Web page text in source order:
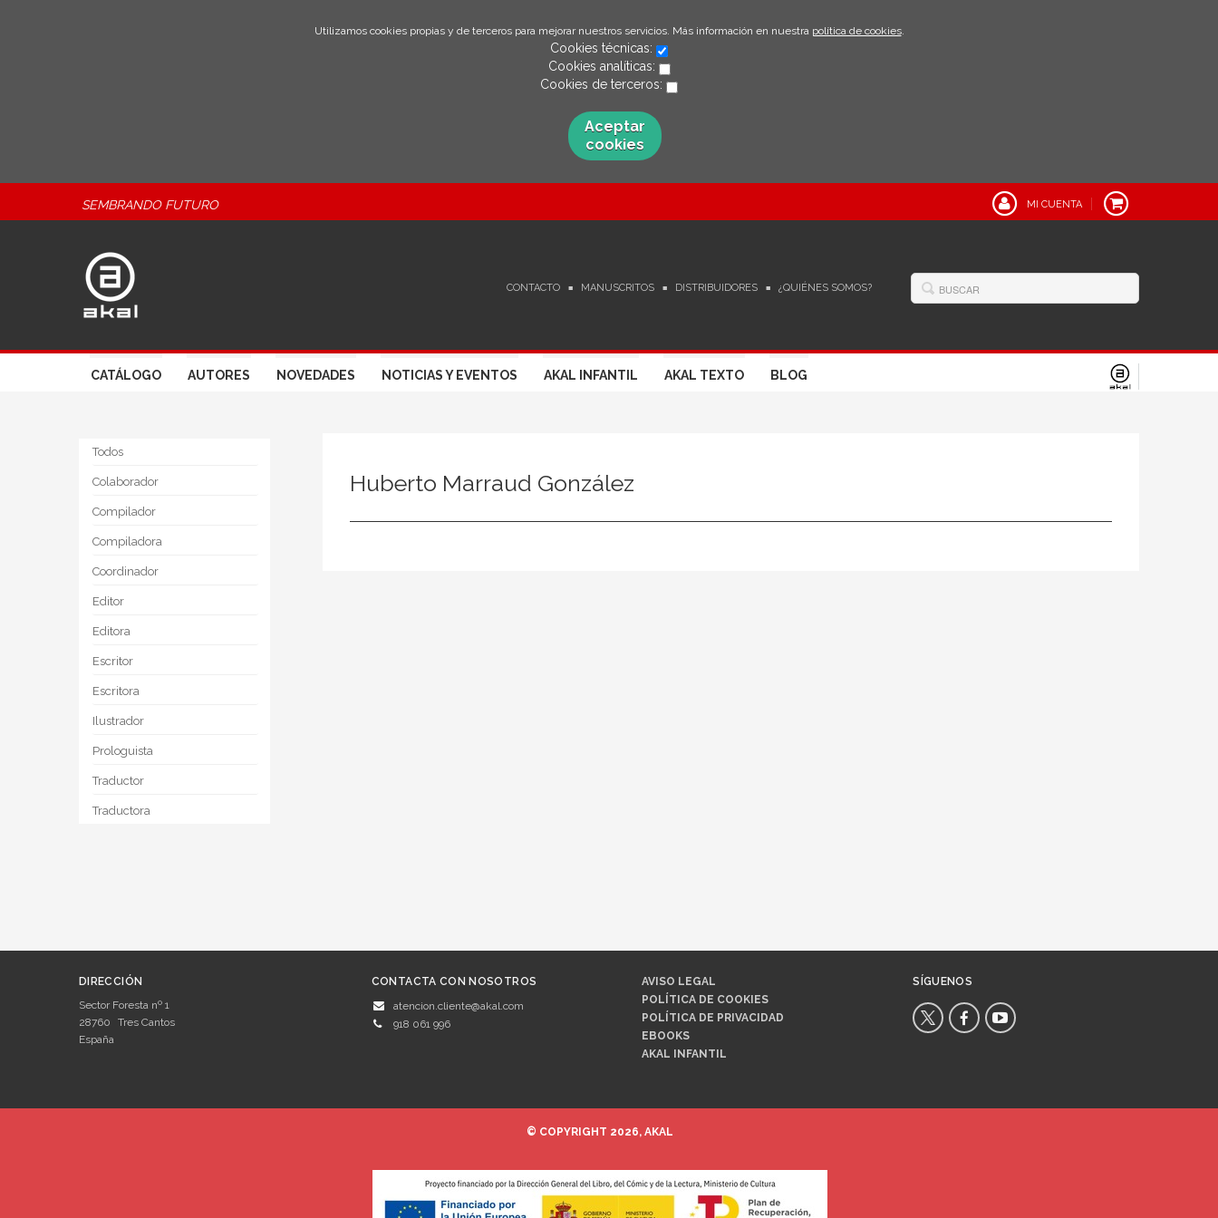
Utilizamos cookies propias y de terceros para mejorar nuestros servicios. Más información en nuestra política de cookies.
Cookies técnicas:
Cookies analíticas:
Cookies de terceros:
Aceptar
cookies
SEMBRANDO FUTURO MI CUENTA
CONTACTO MANUSCRITOS DISTRIBUIDORES ¿QUIÉNES SOMOS?
CATÁLOGO AUTORES NOVEDADES NOTICIAS Y EVENTOS AKAL INFANTIL AKAL TEXTO BLOG
Todos
Colaborador
Compilador
Compiladora
Coordinador
Editor
Editora
Escritor
Escritora
Ilustrador
Prologuista
Traductor
Traductora
Huberto Marraud González
DIRECCIÓN
Sector Foresta nº 1
28760
Tres Cantos
España
CONTACTA CON NOSOTROS
atencion.cliente@akal.com
918 061 996
AVISO LEGAL
POLÍTICA DE COOKIES
POLÍTICA DE PRIVACIDAD
EBOOKS
AKAL INFANTIL
SÍGUENOS
© COPYRIGHT 2026, AKAL